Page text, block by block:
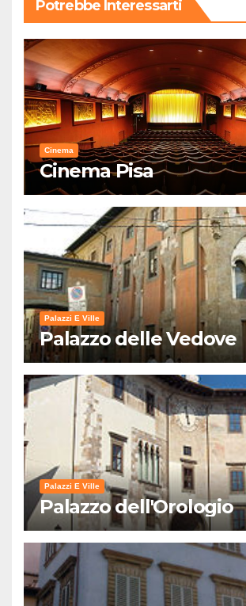
Potrebbe Interessarti
Cinema
Cinema Pisa
Palazzi E Ville
Palazzo delle Vedove
Palazzi E Ville
Palazzo dell'Orologio